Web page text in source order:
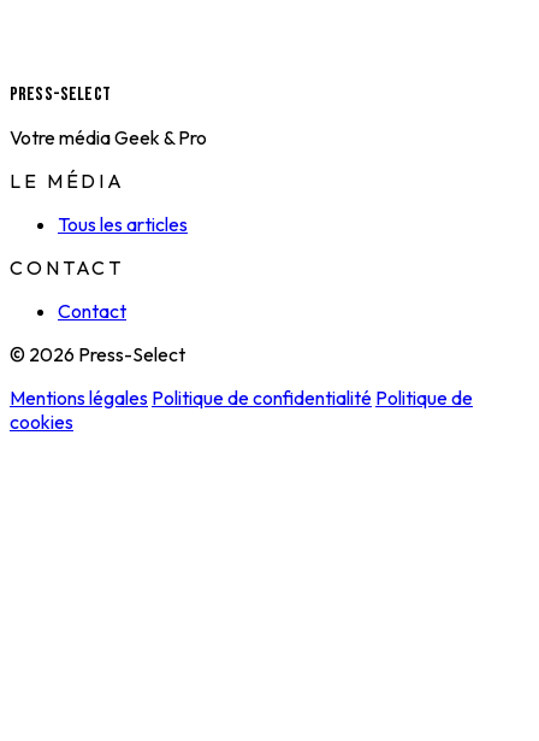
Press-Select
Votre média Geek & Pro
LE MÉDIA
Tous les articles
CONTACT
Contact
© 2026 Press-Select
Mentions légales Politique de confidentialité Politique de
cookies